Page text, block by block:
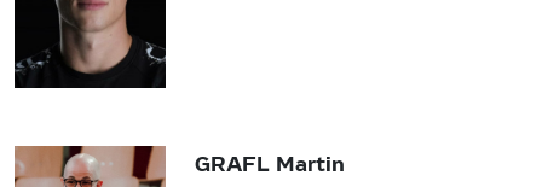
GRAFL Martin